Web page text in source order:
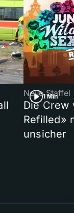
1 Min
Neue Staffel
Die Crew
Refilled»
unsicher